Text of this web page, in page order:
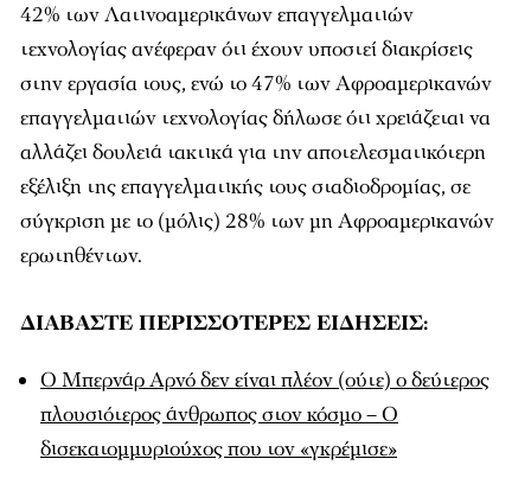
42% των Λατινοαμερικάνων επαγγελματιών
τεχνολογίας ανέφεραν ότι έχουν υποστεί διακρίσεις
στην εργασία τους, ενώ το 47% των Αφροαμερικανών
επαγγελματιών τεχνολογίας δήλωσε ότι χρειάζεται να
αλλάζει δουλειά τακτικά για την αποτελεσματικότερη
εξέλιξη της επαγγελματικής τους σταδιοδρομίας, σε
σύγκριση με το (μόλις) 28% των μη Αφροαμερικανών
ερωτηθέντων.
ΔΙΑΒΑΣΤΕ ΠΕΡΙΣΣΟΤΕΡΕΣ ΕΙΔΗΣΕΙΣ:
Ο Μπερνάρ Αρνό δεν είναι πλέον (ούτε) ο δεύτερος
πλουσιότερος άνθρωπος στον κόσμο – Ο
δισεκατομμυριούχος που τον «γκρέμισε»